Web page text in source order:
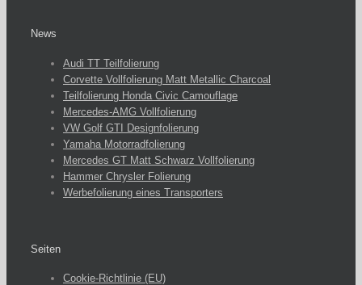
News
Audi TT Teilfolierung
Corvette Vollfolierung Matt Metallic Charcoal
Teilfolierung Honda Civic Camouflage
Mercedes-AMG Vollfolierung
VW Golf GTI Designfolierung
Yamaha Motorradfolierung
Mercedes GT Matt Schwarz Vollfolierung
Hammer Chrysler Folierung
Werbefolierung eines Transporters
Seiten
Cookie-Richtlinie (EU)